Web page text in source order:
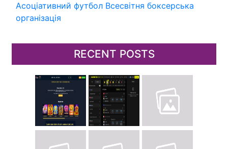
Асоціативний футбол Всесвітня боксерська
організація
RECENT POSTS